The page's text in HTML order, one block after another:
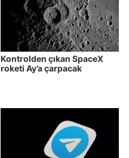
Kontrolden çıkan SpaceX
roketi Ay’a çarpacak